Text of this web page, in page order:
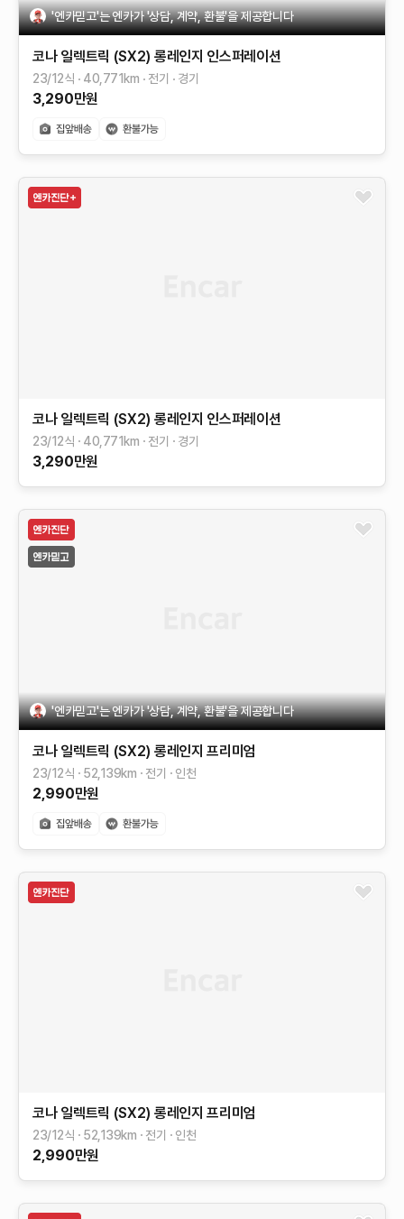
'엔카믿고'는 엔카가 '상담, 계약, 환불'을 제공합니다
코나 일렉트릭 (SX2) 롱레인지 인스퍼레이션
23/12식 40,771 km 전기 경기
3,290만원
코나 일렉트릭 (SX2) 롱레인지 인스퍼레이션
23/12식 40,771 km 전기 경기
3,290만원
'엔카믿고'는 엔카가 '상담, 계약, 환불'을 제공합니다
코나 일렉트릭 (SX2) 롱레인지 프리미엄
23/12식 52,139km 전기 인천
2,990만원
코나 일렉트릭 (SX2) 롱레인지 프리미엄
23/12식 52,139km 전기 인천
2,990만원